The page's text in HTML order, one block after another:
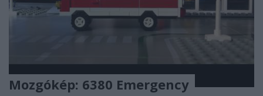
Mozgókép: 6380 Emergency